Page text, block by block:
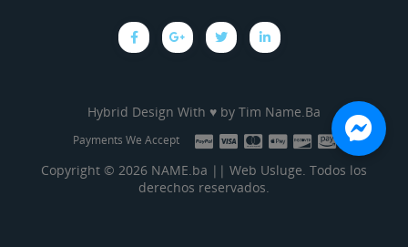
Hybrid Design With ♥ by Tim Name.Ba
Payments We Accept
Copyright © 2026 NAME.ba || Web Usluge. Todos los
derechos reservados.